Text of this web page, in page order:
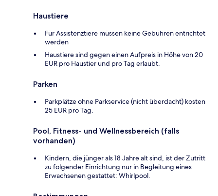
Haustiere
Für Assistenztiere müssen keine Gebühren entrichtet
werden
Haustiere sind gegen einen Aufpreis in Höhe von 20
EUR pro Haustier und pro Tag erlaubt.
Parken
Parkplätze ohne Parkservice (nicht überdacht) kosten
25 EUR pro Tag.
Pool, Fitness- und Wellnessbereich (falls
vorhanden)
Kindern, die jünger als 18 Jahre alt sind, ist der Zutritt
zu folgender Einrichtung nur in Begleitung eines
Erwachsenen gestattet: Whirlpool.